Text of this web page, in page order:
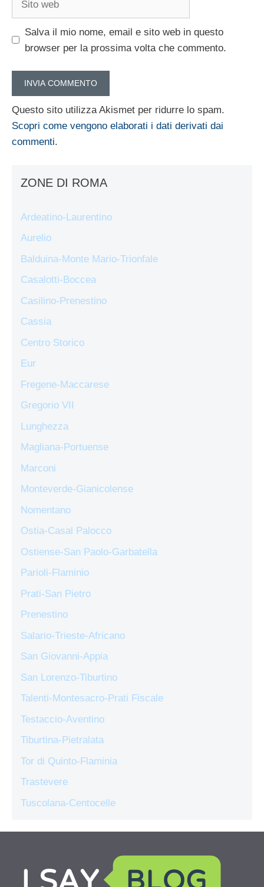
Salva il mio nome, email e sito web in questo
browser per la prossima volta che commento.
Questo sito utilizza Akismet per ridurre lo spam.
Scopri come vengono elaborati i dati derivati dai
commenti.
ZONE DI ROMA
Ardeatino-Laurentino
Aurelio
Balduina-Monte Mario-Trionfale
Casalotti-Boccea
Casilino-Prenestino
Cassia
Centro Storico
Eur
Fregene-Maccarese
Gregorio VII
Lunghezza
Magliana-Portuense
Marconi
Monteverde-Gianicolense
Nomentano
Ostia-Casal Palocco
Ostiense-San Paolo-Garbatella
Parioli-Flaminio
Prati-San Pietro
Prenestino
Salario-Trieste-Africano
San Giovanni-Appia
San Lorenzo-Tiburtino
Talenti-Montesacro-Prati Fiscale
Testaccio-Aventino
Tiburtina-Pietralata
Tor di Quinto-Flaminia
Trastevere
Tuscolana-Centocelle